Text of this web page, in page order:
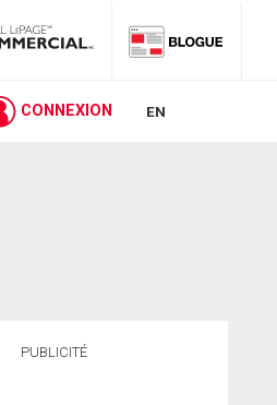
CONNEXION EN
PUBLICITÉ